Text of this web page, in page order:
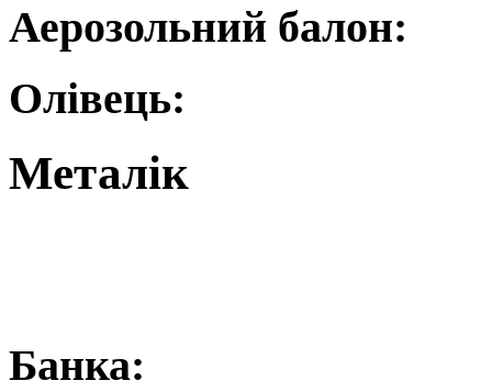
Аерозольний балон:
Олівець:
Металік
Банка: